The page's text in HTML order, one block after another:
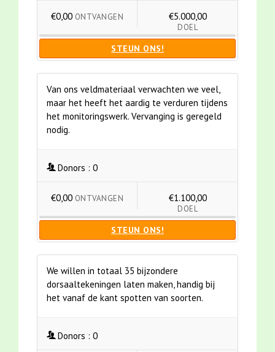
€0,00 ONTVANGEN €5.000,00
DOEL
STEUN ONS!
Van ons veldmateriaal verwachten we veel,
maar het heeft het aardig te verduren tijdens
het monitoringswerk. Vervanging is geregeld
nodig.
Donors : 0
€0,00 ONTVANGEN €1.100,00
DOEL
STEUN ONS!
We willen in totaal 35 bijzondere
dorsaaltekeningen laten maken, handig bij
het vanaf de kant spotten van soorten.
Donors : 0